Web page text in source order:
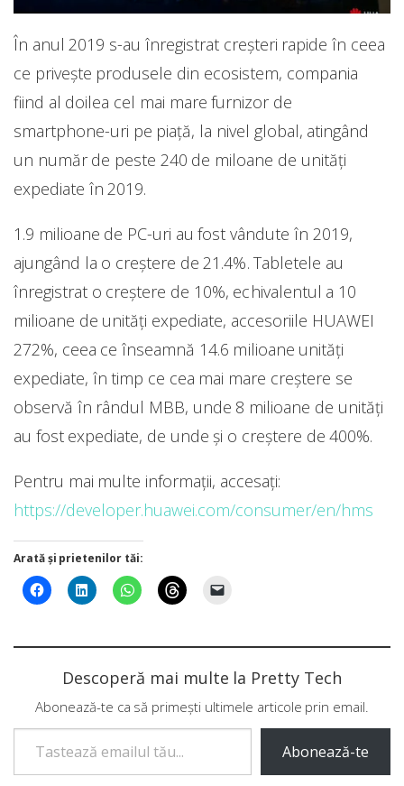
În anul 2019 s-au înregistrat creșteri rapide în ceea
ce privește produsele din ecosistem, compania
fiind al doilea cel mai mare furnizor de
smartphone-uri pe piață, la nivel global, atingând
un număr de peste 240 de miloane de unități
expediate în 2019.
1.9 milioane de PC-uri au fost vândute în 2019,
ajungând la o creștere de 21.4%. Tabletele au
înregistrat o creștere de 10%, echivalentul a 10
milioane de unități expediate, accesoriile HUAWEI
272%, ceea ce înseamnă 14.6 milioane unități
expediate, în timp ce cea mai mare creștere se
observă în rândul MBB, unde 8 milioane de unități
au fost expediate, de unde și o creștere de 400%.
Pentru mai multe informații, accesați:
https://developer.huawei.com/consumer/en/hms
Arată și prietenilor tăi:
Descoperă mai multe la Pretty Tech
Abonează-te ca să primești ultimele articole prin email.
Tastează emailul tău...
Abonează-te